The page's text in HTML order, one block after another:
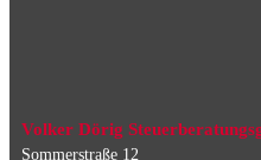
Volker Dörig
Sommerstraße 12